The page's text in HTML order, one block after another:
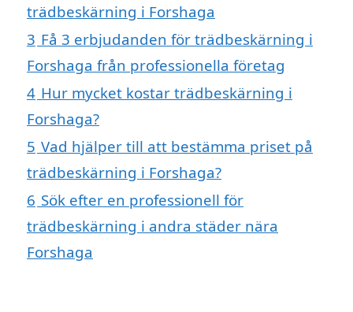
trädbeskärning i Forshaga
3 Få 3 erbjudanden för trädbeskärning i
Forshaga från professionella företag
4 Hur mycket kostar trädbeskärning i
Forshaga?
5 Vad hjälper till att bestämma priset på
trädbeskärning i Forshaga?
6 Sök efter en professionell för
trädbeskärning i andra städer nära
Forshaga